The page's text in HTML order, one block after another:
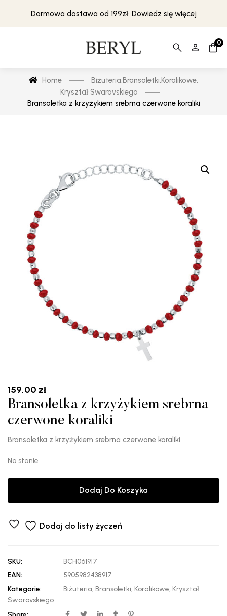
Darmowa dostawa od 199zł. Dowiedz się więcej
0
Home Biżuteria,Bransoletki,Koralikowe,
Kryształ Swarovskiego
Bransoletka z krzyżykiem srebrna czerwone koraliki
159,00 zł
Bransoletka z krzyżykiem srebrna
czerwone koraliki
Bransoletka z krzyżykiem srebrna czerwone koraliki
Na stanie
Dodaj Do Koszyka
Dodaj do listy życzeń
SKU:
BCH061917
EAN:
5905982438917
Kategorie:
Biżuteria, Bransoletki, Koralikowe, Kryształ
Swarovskiego